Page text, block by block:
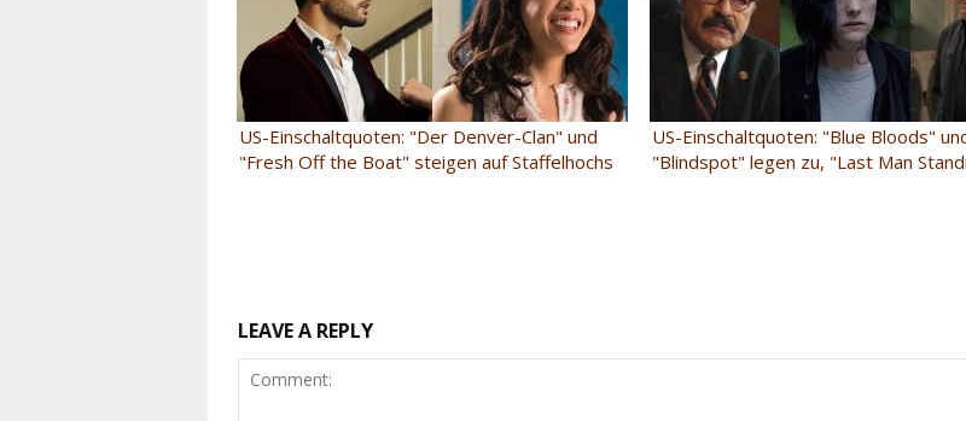
US-Einschaltquoten: "Der Denver-Clan" und
"Fresh Off the Boat" steigen auf Staffelhochs
US-Einschaltquoten: "Blue Bloods"
"Blindspot" legen zu, "Last Man
LEAVE A REPLY